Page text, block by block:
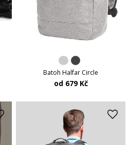
Batoh Halfar Circle
od 679 Kč